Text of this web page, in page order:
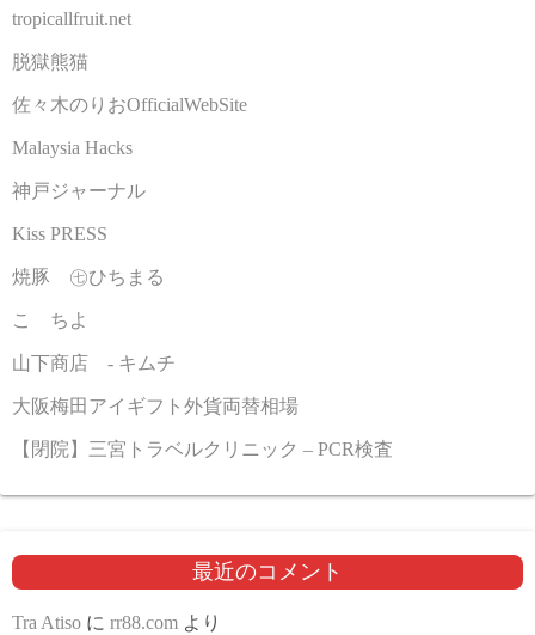
tropicallfruit.net
脱獄熊猫
佐々木のりおOfficialWebSite
Malaysia Hacks
神戸ジャーナル
Kiss PRESS
焼豚 ㊆ひちまる
こゝちよ
山下商店 - キムチ
大阪梅田アイギフト外貨両替相場
【閉院】三宮トラベルクリニック – PCR検査
最近のコメント
Tra Atiso に rr88.com より